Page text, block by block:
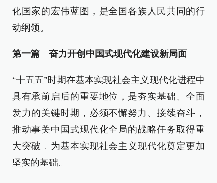
化国家的宏伟蓝图，是全国各族人民共同的行
动纲领。
第一篇 奋力开创中国式现代化建设新局面
“十五五”时期在基本实现社会主义现代化进程中
具有承前启后的重要地位，是夯实基础、全面
发力的关键时期，必须不懈努力、接续奋斗，
推动事关中国式现代化全局的战略任务取得重
大突破，为基本实现社会主义现代化奠定更加
坚实的基础。